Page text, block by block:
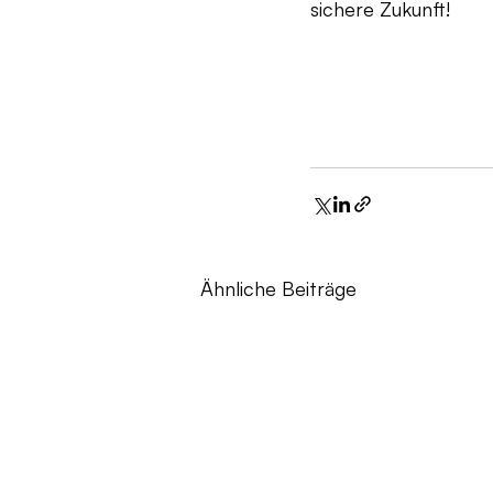
sichere Zukunft!
Ähnliche Beiträge